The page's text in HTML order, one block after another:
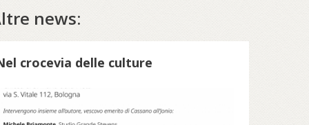
news:
crocevia delle culture